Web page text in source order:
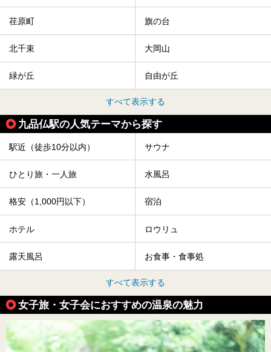
荏原町 旗の台
北千束 大岡山
緑が丘 自由が丘
すべて表示する
九品仏駅の人気テーマから探す
駅近（徒歩10分以内） サウナ
ひとり旅・一人旅 水風呂
格安（1,000円以下） 宿泊
ホテル ロウリュ
露天風呂 お食事・食事処
すべて表示する
女子旅・女子会におすすめの温泉の魅力